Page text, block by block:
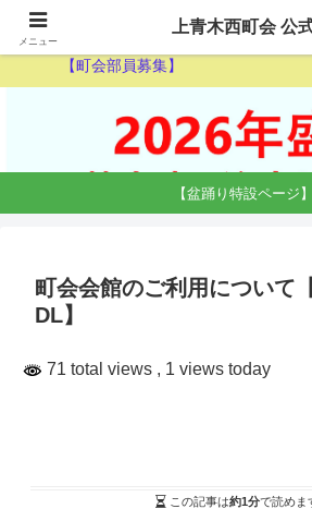
【ゴミ収集カレンダー】
【町会部員募集】
【盆踊り特設ページ】
町会会館のご利用について
DL】
71 total views , 1 views today
この記事は約1分で読めま
メニュー
上青木西町会 公